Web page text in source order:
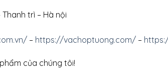
Thanh trì – Hà nội
– https://vachoptuong.com/ –
của chúng tôi!